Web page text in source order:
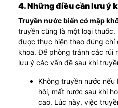
4. Những điều cần lưu ý
Truyền nước biển có mập
truyền cũng là một loại
được thực hiện theo đúng chỉ
khoa. Để phòng tránh các rủi
lưu ý các vấn đề sau khi
Không truyền nước
hôi, mất nước sau khi
cao. Lúc này, việc